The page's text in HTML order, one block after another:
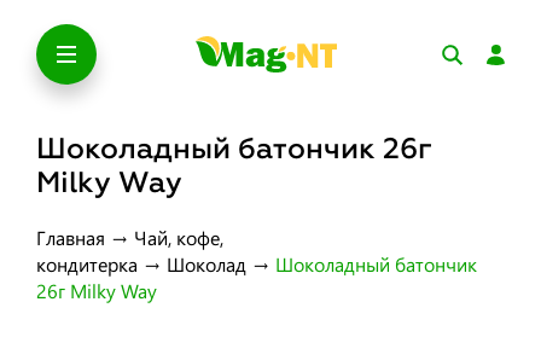
Шоколадный батончик 26г
Milky Way
Главная → Чай, кофе,
кондитерка → Шоколад → Шоколадный батончик
26г Milky Way